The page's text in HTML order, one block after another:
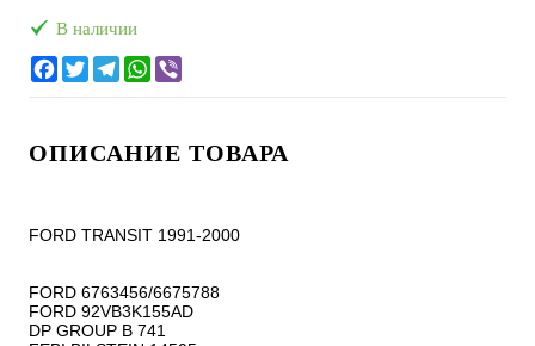
В наличии
ОПИСАНИЕ ТОВАРА
FORD TRANSIT 1991-2000
FORD 6763456/6675788
FORD 92VB3K155AD
DP GROUP B 741